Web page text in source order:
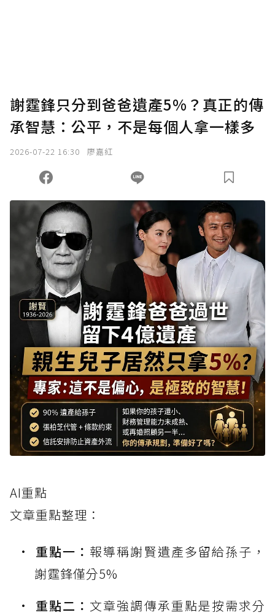
謝霆鋒只分到爸爸遺產5%？真正的傳
承智慧：公平，不是每個人拿一樣多
2026-07-22 16:30 廖嘉紅
AI重點
文章重點整理：
重點一： 報導稱謝賢遺產多留給孫子，
謝霆鋒僅分5%
重點二： 文章強調傳承重點是按需求分